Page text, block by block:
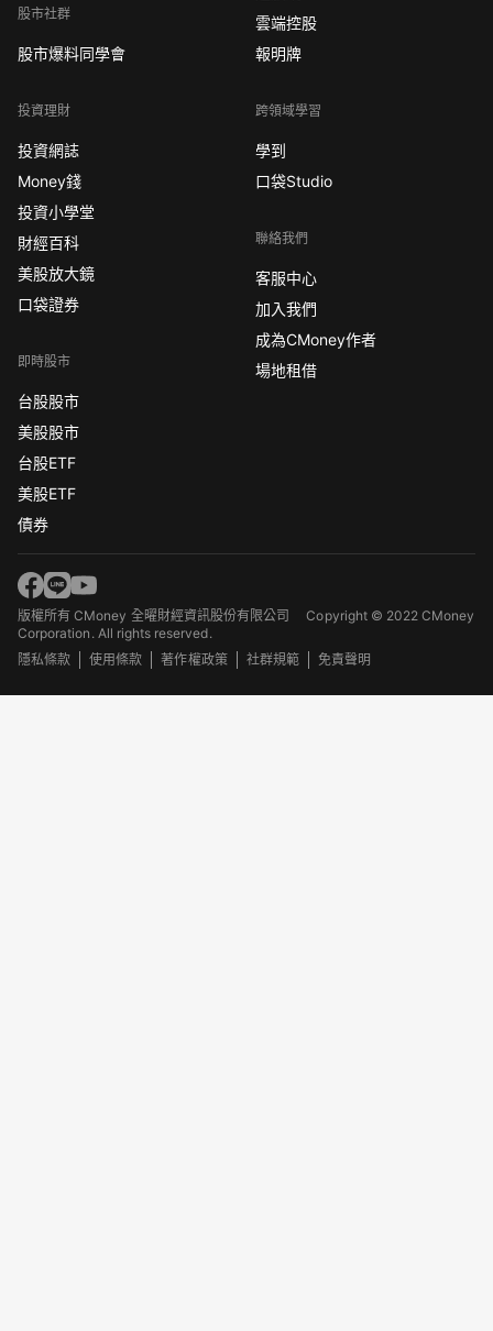
股市社群
股市爆料同學會
投資理財
投資網誌
Money錢
投資小學堂
財經百科
美股放大鏡
口袋證券
即時股市
台股股市
美股股市
台股ETF
美股ETF
債券
雲端控股
報明牌
跨領域學習
學到
口袋Studio
聯絡我們
客服中心
加入我們
成為CMoney作者
場地租借
版權所有 CMoney 全曜財經資訊股份有限公司Copyright © 2022 CMoney
Corporation. All rights reserved.
隱私條款
使用條款 著作權政策 社群規範 免責聲明